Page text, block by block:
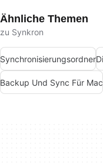
Ähnliche Themen
zu Synkron
Synchronisierungsordner
Backup Und Sync Für Mac